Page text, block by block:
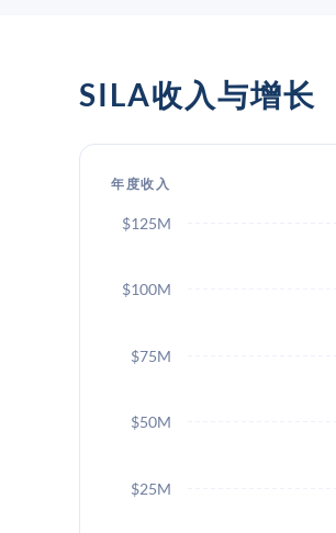
SILA收入与增长
年度收入
$25M
$50M
$75M
$100M
$125M